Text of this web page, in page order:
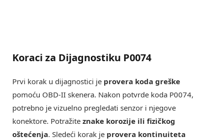
Koraci za Dijagnostiku P0074
Prvi korak u dijagnostici je provera koda greške
pomoću OBD-II skenera. Nakon potvrde koda P0074,
potrebno je vizuelno pregledati senzor i njegove
konektore. Potražite znake korozije ili fizičkog
oštećenja. Sledeći korak je provera kontinuiteta